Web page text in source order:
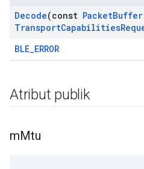
Decode(const PacketBuffer
TransportCapabilities
BLE_ERROR
Atribut publik
mMtu